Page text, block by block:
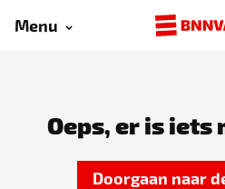
Menu
Oeps, er is iets
Doorgaan naar